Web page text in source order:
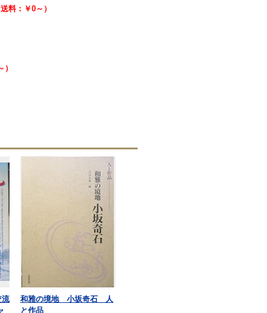
料：￥0～）
流
和雅の境地 小坂奇石 人
と作品